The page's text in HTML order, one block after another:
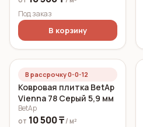
Под заказ
В корзину
В рассрочку 0-0-12
Ковровая плитка BetAp
Vienna 78 Серый 5,9 мм
BetAp
от 10 500 ₸ / м²